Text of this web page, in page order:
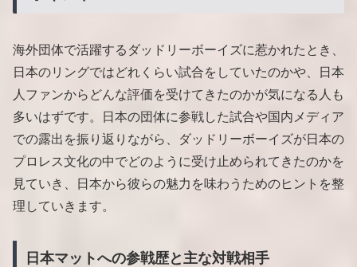
海外団体で活躍するダッドリーボーイズに惹かれたとき、
日本のリングではどれくらい試合をしていたのかや、日本
人ファンからどんな評価を受けてきたのかが気になる人も
多いはずです。日本の団体に参戦した試合や国内メディア
での露出を振り返りながら、ダッドリーボーイズが日本の
プロレス文化の中でどのように受け止められてきたのかを
見ていき、日本から彼らの魅力を味わうためのヒントを整
理していきます。
日本マットへの参戦歴と主な対戦相手